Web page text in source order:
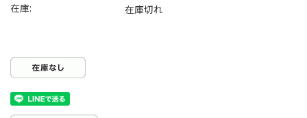
在庫:
在庫切れ